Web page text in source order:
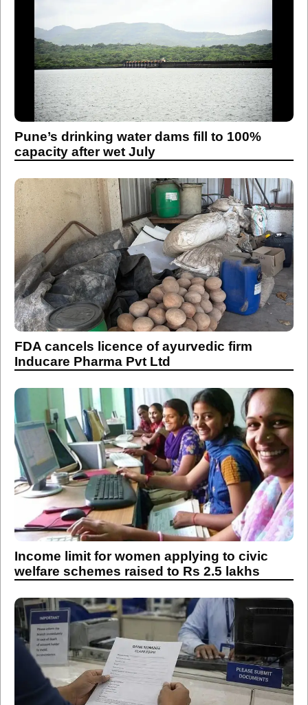
Pune’s drinking water dams fill to 100%
capacity after wet July
FDA cancels licence of ayurvedic firm
Inducare Pharma Pvt Ltd
Income limit for women applying to civic
welfare schemes raised to Rs 2.5 lakhs